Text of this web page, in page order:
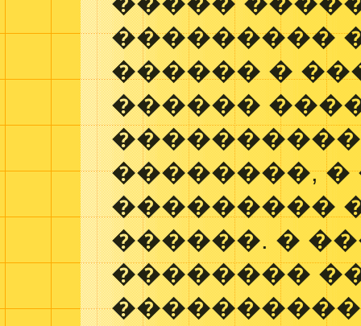
���������
������ �
������
��������, �
���������
������. �
��������